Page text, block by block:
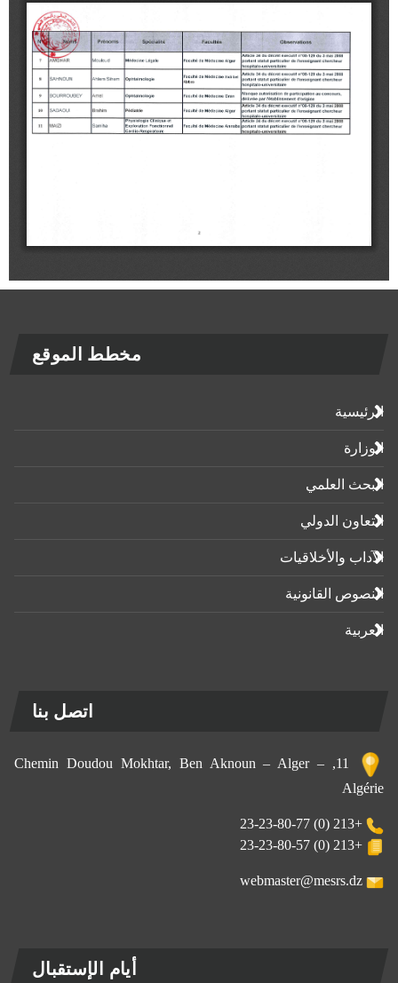
مخطط الموقع
الرئيسية
الوزارة
البحث العلمي
التعاون الدولي
الآداب واﻷخلاقيات
النصوص القانونية
العربية
اتصل بنا
11, Chemin Doudou Mokhtar, Ben Aknoun – Alger –
Algérie
+213 (0) 23-23-80-77
+213 (0) 23-23-80-57
webmaster@mesrs.dz
أيام الإستقبال